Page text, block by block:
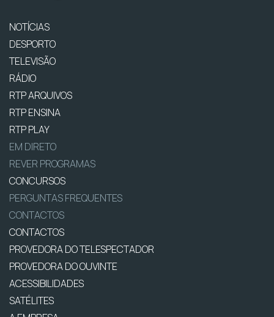
NOTÍCIAS
DESPORTO
TELEVISÃO
RÁDIO
RTP ARQUIVOS
RTP ENSINA
RTP PLAY
EM DIRETO
REVER PROGRAMAS
CONCURSOS
PERGUNTAS FREQUENTES
CONTACTOS
CONTACTOS
PROVEDORA DO TELESPECTADOR
PROVEDORA DO OUVINTE
ACESSIBILIDADES
SATÉLITES